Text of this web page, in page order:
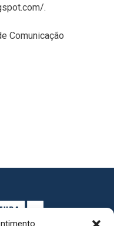
.
Comunicação